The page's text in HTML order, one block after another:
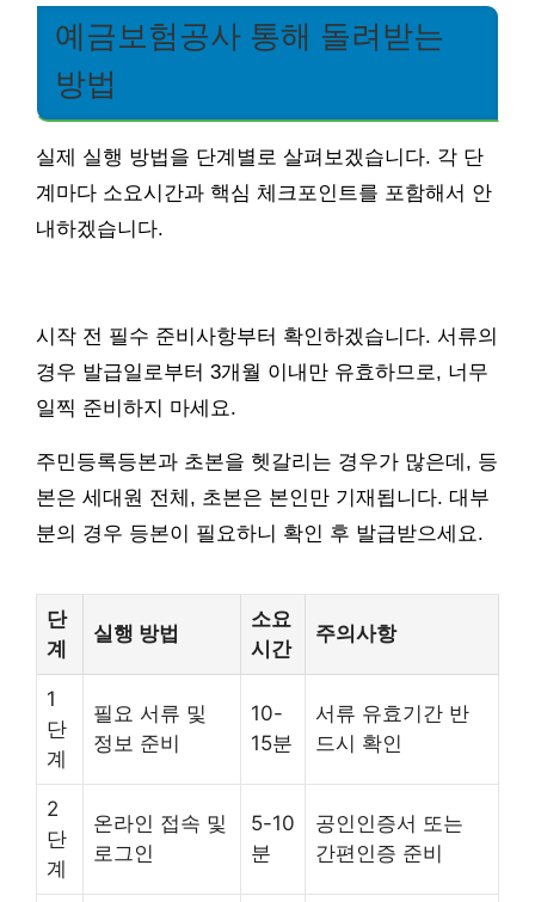
예금보험공사 통해 돌려받는
방법
실제 실행 방법을 단계별로 살펴보겠습니다. 각 단
계마다 소요시간과 핵심 체크포인트를 포함해서 안
내하겠습니다.
시작 전 필수 준비사항부터 확인하겠습니다. 서류의
경우 발급일로부터 3개월 이내만 유효하므로, 너무
일찍 준비하지 마세요.
주민등록등본과 초본을 헷갈리는 경우가 많은데, 등
본은 세대원 전체, 초본은 본인만 기재됩니다. 대부
분의 경우 등본이 필요하니 확인 후 발급받으세요.
단
계
실행 방법
소요
시간
주의사항
1
단
계
필요 서류 및
정보 준비
10-
15분
서류 유효기간 반
드시 확인
2
단
계
온라인 접속 및
로그인
5-10
분
공인인증서 또는
간편인증 준비